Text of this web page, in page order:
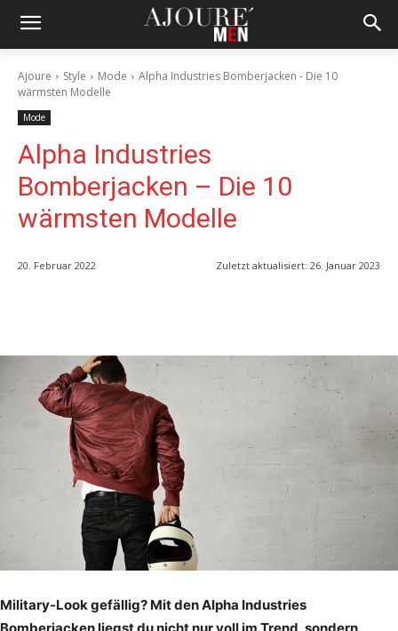
Ajoure Style Mode
Alpha Industries Bomberjacken - Die 10
wärmsten Modelle
Mode
Alpha Industries
Bomberjacken – Die 10
wärmsten Modelle
20. Februar 2022 Zuletzt aktualisiert: 26. Januar 2023
Military-Look gefällig? Mit den Alpha Industries